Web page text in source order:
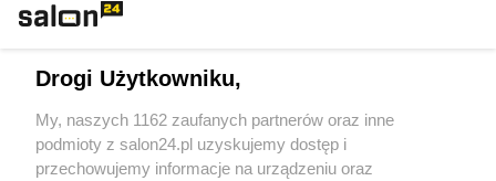
Sport
Społeczeństwo
Drogi Użytkowniku,
My, naszych 1162 zaufanych partnerów oraz inne
podmioty z salon24.pl uzyskujemy dostęp i
przechowujemy informacje na urządzeniu oraz